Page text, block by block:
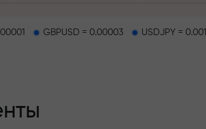
GBPUSD = 0.00003 USDJPY = 0.001